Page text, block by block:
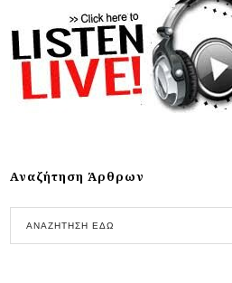
Αναζήτηση Άρθρων